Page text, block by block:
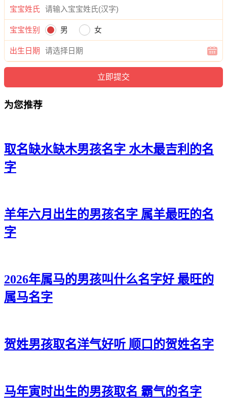
20、龚博翰、龚言凡、龚秋蓝、龚龙睿、龚梁顺
21、龚易言、龚瀚远、龚江尊、龚伦道、龚信俊
22、龚灏霆、龚博恺、龚烁泽、龚海郎、龚景宁
23、龚东灏、龚峰嘉、龚义海、龚宸宽、龚道浩
27、龚瑾东、龚棕道、龚云宽、龚宇奇、龚南唯
30、龚辉睿、龚超宽、龚威琦、龚俊彦、龚弘树
31、龚迪凡、龚曜秋、龚天锦、龚帆海、龚灏华
33、龚志旭、龚迪俊、龚翔桦、龚曜诚、龚伦亦
34、龚彦东、龚桦廷、龚彦寅、龚泽奕、龚泽彦
36、龚晴泽、龚朗辉、龚杭威、龚博海、龚绍辰
宝宝姓氏
宝宝性别 男 女
出生日期
为您推荐
取名缺水缺木男孩名字 水木最吉利的名
字
羊年六月出生的男孩名字 属羊最旺的名
字
2026年属马的男孩叫什么名字好 最旺的
属马名字
贺姓男孩取名洋气好听 顺口的贺姓名字
马年寅时出生的男孩取名 霸气的名字